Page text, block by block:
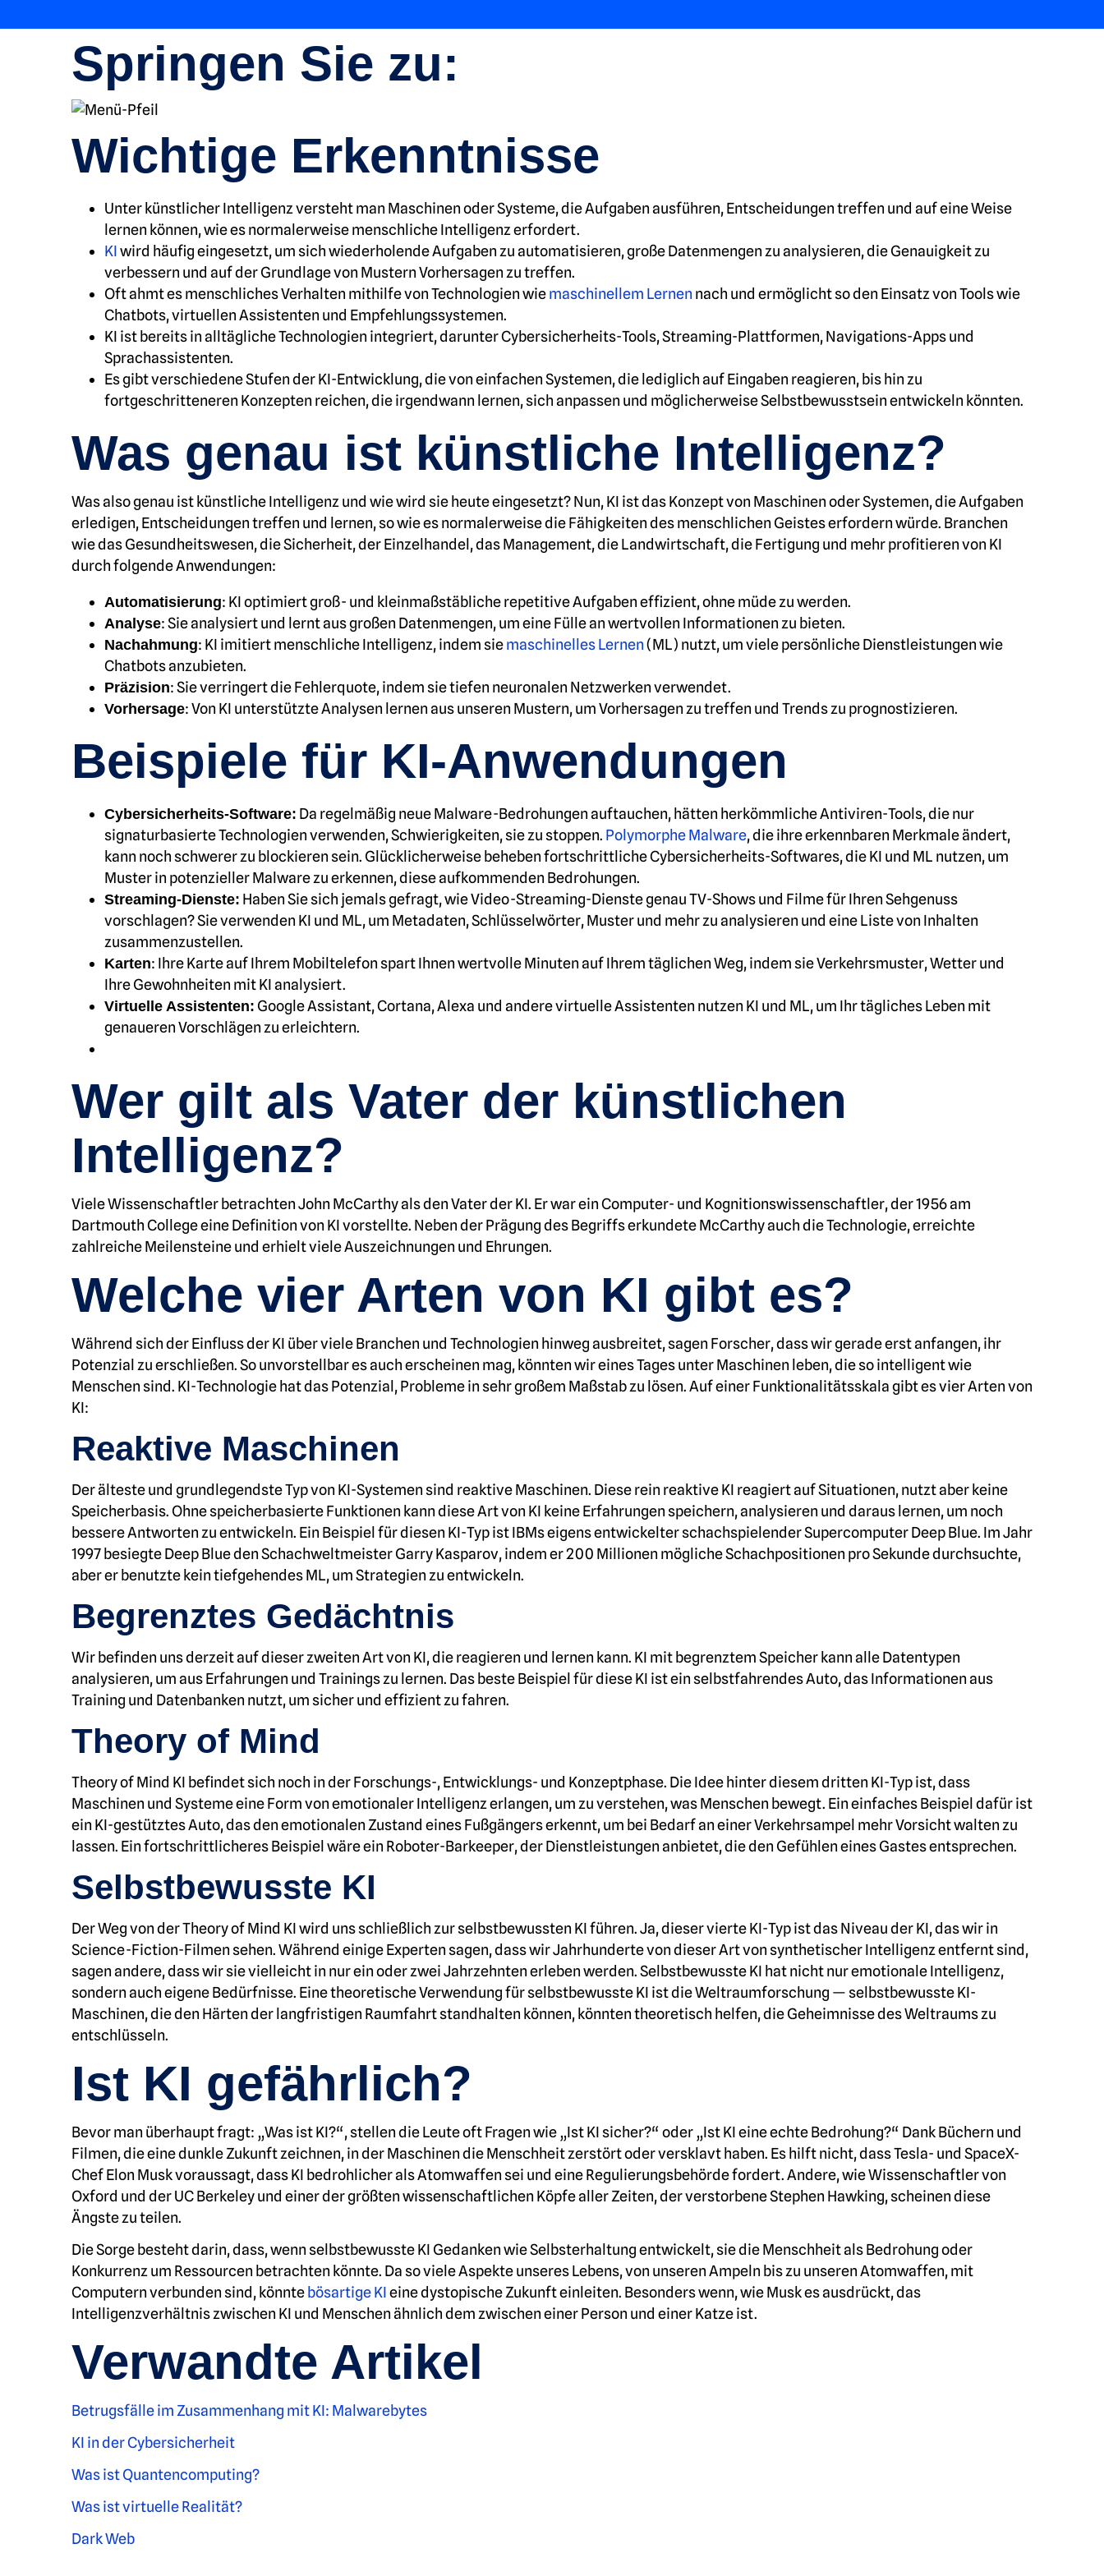
Springen Sie zu:
Wichtige Erkenntnisse
Unter künstlicher Intelligenz versteht man Maschinen oder Systeme, die Aufgaben ausführen, Entscheidungen treffen und auf eine Weise
lernen können, wie es normalerweise menschliche Intelligenz erfordert.
KIwird häufig eingesetzt, um sich wiederholende Aufgaben zu automatisieren, große Datenmengen zu analysieren, die Genauigkeit zu
verbessern und auf der Grundlage von Mustern Vorhersagen zu treffen.
Oft ahmt es menschliches Verhalten mithilfe von Technologien wiemaschinellem Lernen nach und ermöglicht so den Einsatz von Tools wie
Chatbots, virtuellen Assistenten und Empfehlungssystemen.
KI ist bereits in alltägliche Technologien integriert, darunter Cybersicherheits-Tools, Streaming-Plattformen, Navigations-Apps und
Sprachassistenten.
Es gibt verschiedene Stufen der KI-Entwicklung, die von einfachen Systemen, die lediglich auf Eingaben reagieren, bis hin zu
fortgeschritteneren Konzepten reichen, die irgendwann lernen, sich anpassen und möglicherweise Selbstbewusstsein entwickeln könnten.
Was genau ist künstliche Intelligenz?
Was also genau ist künstliche Intelligenz und wie wird sie heute eingesetzt? Nun, KI ist das Konzept von Maschinen oder Systemen, die Aufgaben
erledigen, Entscheidungen treffen und lernen, so wie es normalerweise die Fähigkeiten des menschlichen Geistes erfordern würde. Branchen
wie das Gesundheitswesen, die Sicherheit, der Einzelhandel, das Management, die Landwirtschaft, die Fertigung und mehr profitieren von KI
durch folgende Anwendungen:
Automatisierung: KI optimiert groß- und kleinmaßstäbliche repetitive Aufgaben effizient, ohne müde zu werden.
Analyse: Sie analysiert und lernt aus großen Datenmengen, um eine Fülle an wertvollen Informationen zu bieten.
Nachahmung: KI imitiert menschliche Intelligenz, indem siemaschinelles Lernen(ML) nutzt, um viele persönliche Dienstleistungen wie
Chatbots anzubieten.
Präzision: Sie verringert die Fehlerquote, indem sie tiefen neuronalen Netzwerken verwendet.
Vorhersage: Von KI unterstützte Analysen lernen aus unseren Mustern, um Vorhersagen zu treffen und Trends zu prognostizieren.
Beispiele für KI-Anwendungen
Cybersicherheits-Software: Da regelmäßig neue Malware-Bedrohungen auftauchen, hätten herkömmliche Antiviren-Tools, die nur
signaturbasierte Technologien verwenden, Schwierigkeiten, sie zu stoppen. Polymorphe Malware, die ihre erkennbaren Merkmale ändert,
kann noch schwerer zu blockieren sein. Glücklicherweise beheben fortschrittliche Cybersicherheits-Softwares, die KI und ML nutzen, um
Muster in potenzieller Malware zu erkennen, diese aufkommenden Bedrohungen.
Streaming-Dienste: Haben Sie sich jemals gefragt, wie Video-Streaming-Dienste genau TV-Shows und Filme für Ihren Sehgenuss
vorschlagen? Sie verwenden KI und ML, um Metadaten, Schlüsselwörter, Muster und mehr zu analysieren und eine Liste von Inhalten
zusammenzustellen.
Karten: Ihre Karte auf Ihrem Mobiltelefon spart Ihnen wertvolle Minuten auf Ihrem täglichen Weg, indem sie Verkehrsmuster, Wetter und
Ihre Gewohnheiten mit KI analysiert.
Virtuelle Assistenten: Google Assistant, Cortana, Alexa und andere virtuelle Assistenten nutzen KI und ML, um Ihr tägliches Leben mit
genaueren Vorschlägen zu erleichtern.
Wer gilt als Vater der künstlichen
Intelligenz?
Viele Wissenschaftler betrachten John McCarthy als den Vater der KI. Er war ein Computer- und Kognitionswissenschaftler, der 1956 am
Dartmouth College eine Definition von KI vorstellte. Neben der Prägung des Begriffs erkundete McCarthy auch die Technologie, erreichte
zahlreiche Meilensteine und erhielt viele Auszeichnungen und Ehrungen.
Welche vier Arten von KI gibt es?
Während sich der Einfluss der KI über viele Branchen und Technologien hinweg ausbreitet, sagen Forscher, dass wir gerade erst anfangen, ihr
Potenzial zu erschließen. So unvorstellbar es auch erscheinen mag, könnten wir eines Tages unter Maschinen leben, die so intelligent wie
Menschen sind. KI-Technologie hat das Potenzial, Probleme in sehr großem Maßstab zu lösen. Auf einer Funktionalitätsskala gibt es vier Arten von
KI:
Reaktive Maschinen
Der älteste und grundlegendste Typ von KI-Systemen sind reaktive Maschinen. Diese rein reaktive KI reagiert auf Situationen, nutzt aber keine
Speicherbasis. Ohne speicherbasierte Funktionen kann diese Art von KI keine Erfahrungen speichern, analysieren und daraus lernen, um noch
bessere Antworten zu entwickeln. Ein Beispiel für diesen KI-Typ ist IBMs eigens entwickelter schachspielender Supercomputer Deep Blue. Im Jahr
1997 besiegte Deep Blue den Schachweltmeister Garry Kasparov, indem er 200 Millionen mögliche Schachpositionen pro Sekunde durchsuchte,
aber er benutzte kein tiefgehendes ML, um Strategien zu entwickeln.
Begrenztes Gedächtnis
Wir befinden uns derzeit auf dieser zweiten Art von KI, die reagieren und lernen kann. KI mit begrenztem Speicher kann alle Datentypen
analysieren, um aus Erfahrungen und Trainings zu lernen. Das beste Beispiel für diese KI ist ein selbstfahrendes Auto, das Informationen aus
Training und Datenbanken nutzt, um sicher und effizient zu fahren.
Theory of Mind
Theory of Mind KI befindet sich noch in der Forschungs-, Entwicklungs- und Konzeptphase. Die Idee hinter diesem dritten KI-Typ ist, dass
Maschinen und Systeme eine Form von emotionaler Intelligenz erlangen, um zu verstehen, was Menschen bewegt. Ein einfaches Beispiel dafür ist
ein KI-gestütztes Auto, das den emotionalen Zustand eines Fußgängers erkennt, um bei Bedarf an einer Verkehrsampel mehr Vorsicht walten zu
lassen. Ein fortschrittlicheres Beispiel wäre ein Roboter-Barkeeper, der Dienstleistungen anbietet, die den Gefühlen eines Gastes entsprechen.
Selbstbewusste KI
Der Weg von der Theory of Mind KI wird uns schließlich zur selbstbewussten KI führen. Ja, dieser vierte KI-Typ ist das Niveau der KI, das wir in
Science-Fiction-Filmen sehen. Während einige Experten sagen, dass wir Jahrhunderte von dieser Art von synthetischer Intelligenz entfernt sind,
sagen andere, dass wir sie vielleicht in nur ein oder zwei Jahrzehnten erleben werden. Selbstbewusste KI hat nicht nur emotionale Intelligenz,
sondern auch eigene Bedürfnisse. Eine theoretische Verwendung für selbstbewusste KI ist die Weltraumforschung — selbstbewusste KI-
Maschinen, die den Härten der langfristigen Raumfahrt standhalten können, könnten theoretisch helfen, die Geheimnisse des Weltraums zu
entschlüsseln.
Ist KI gefährlich?
Bevor man überhaupt fragt: „Was ist KI?“, stellen die Leute oft Fragen wie „Ist KI sicher?“ oder „Ist KI eine echte Bedrohung?“ Dank Büchern und
Filmen, die eine dunkle Zukunft zeichnen, in der Maschinen die Menschheit zerstört oder versklavt haben. Es hilft nicht, dass Tesla- und SpaceX-
Chef Elon Musk voraussagt, dass KI bedrohlicher als Atomwaffen sei und eine Regulierungsbehörde fordert. Andere, wie Wissenschaftler von
Oxford und der UC Berkeley und einer der größten wissenschaftlichen Köpfe aller Zeiten, der verstorbene Stephen Hawking, scheinen diese
Ängste zu teilen.
Die Sorge besteht darin, dass, wenn selbstbewusste KI Gedanken wie Selbsterhaltung entwickelt, sie die Menschheit als Bedrohung oder
Konkurrenz um Ressourcen betrachten könnte. Da so viele Aspekte unseres Lebens, von unseren Ampeln bis zu unseren Atomwaffen, mit
Computern verbunden sind, könnte bösartige KIeine dystopische Zukunft einleiten. Besonders wenn, wie Musk es ausdrückt, das
Intelligenzverhältnis zwischen KI und Menschen ähnlich dem zwischen einer Person und einer Katze ist.
Verwandte Artikel
Betrugsfälle im Zusammenhang mit KI: Malwarebytes
KI in der Cybersicherheit
Was ist Quantencomputing?
Was ist virtuelle Realität?
Dark Web